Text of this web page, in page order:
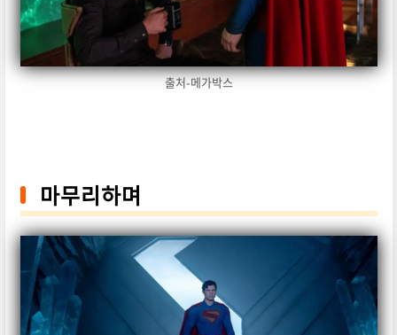
출처-메가박스
마무리하며